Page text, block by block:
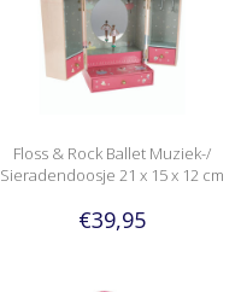
Floss & Rock Ballet Muziek-/
Sieradendoosje 21 x 15 x 12 cm
€39,95